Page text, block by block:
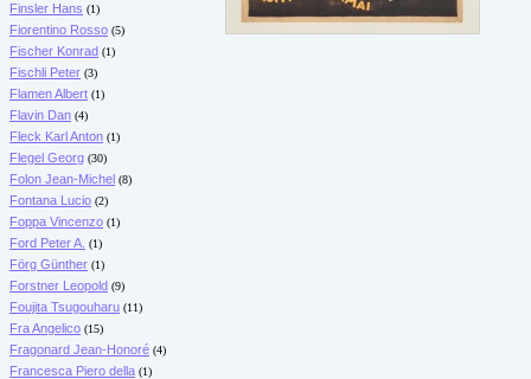
Finsler Hans (1)
Fiorentino Rosso (5)
Fischer Konrad (1)
Fischli Peter (3)
Flamen Albert (1)
Flavin Dan (4)
Fleck Karl Anton (1)
Flegel Georg (30)
Folon Jean-Michel (8)
Fontana Lucio (2)
Foppa Vincenzo (1)
Ford Peter A. (1)
Förg Günther (1)
Forstner Leopold (9)
Foujita Tsugouharu (11)
Fra Angelico (15)
Fragonard Jean-Honoré (4)
Francesca Piero della (1)